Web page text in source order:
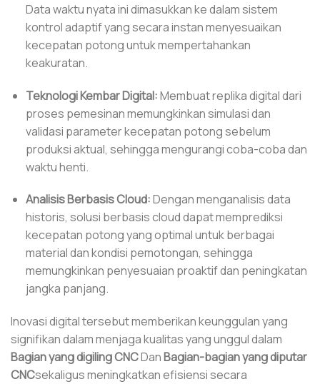
Data waktu nyata ini dimasukkan ke dalam sistem
kontrol adaptif yang secara instan menyesuaikan
kecepatan potong untuk mempertahankan
keakuratan.
Teknologi Kembar Digital:Membuat replika digital dari
proses pemesinan memungkinkan simulasi dan
validasi parameter kecepatan potong sebelum
produksi aktual, sehingga mengurangi coba-coba dan
waktu henti.
Analisis Berbasis Cloud:Dengan menganalisis data
historis, solusi berbasis cloud dapat memprediksi
kecepatan potong yang optimal untuk berbagai
material dan kondisi pemotongan, sehingga
memungkinkan penyesuaian proaktif dan peningkatan
jangka panjang.
Inovasi digital tersebut memberikan keunggulan yang
signifikan dalam menjaga kualitas yang unggul dalam
Bagian yang digiling CNCDanBagian-bagian yang diputar
CNCsekaligus meningkatkan efisiensi secara